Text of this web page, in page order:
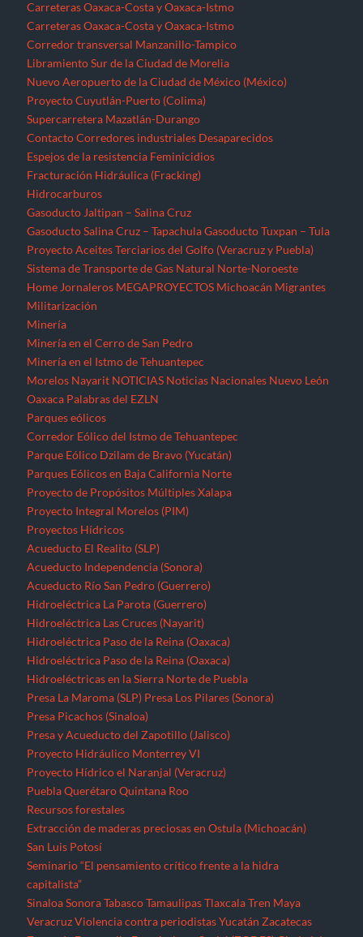
Carreteras Oaxaca-Costa y Oaxaca-Istmo
Carreteras Oaxaca-Costa y Oaxaca-Istmo
Corredor transversal Manzanillo-Tampico
Libramiento Sur de la Ciudad de Morelia
Nuevo Aeropuerto de la Ciudad de México (México)
Proyecto Cuyutlán-Puerto (Colima)
Supercarretera Mazatlán-Durango
Contacto Corredores industriales Desaparecidos
Espejos de la resistencia Feminicidios
Fracturación Hidráulica (Fracking)
Hidrocarburos
Gasoducto Jaltipan – Salina Cruz
Gasoducto Salina Cruz – Tapachula Gasoducto Tuxpan – Tula
Proyecto Aceites Terciarios del Golfo (Veracruz y Puebla)
Sistema de Transporte de Gas Natural Norte-Noroeste
Home Jornaleros MEGAPROYECTOS Michoacán Migrantes
Militarización
Minería
Minería en el Cerro de San Pedro
Minería en el Istmo de Tehuantepec
Morelos Nayarit NOTICIAS Noticias Nacionales Nuevo León
Oaxaca Palabras del EZLN
Parques eólicos
Corredor Eólico del Istmo de Tehuantepec
Parque Eólico Dzilam de Bravo (Yucatán)
Parques Eólicos en Baja California Norte
Proyecto de Propósitos Múltiples Xalapa
Proyecto Integral Morelos (PIM)
Proyectos Hídricos
Acueducto El Realito (SLP)
Acueducto Independencia (Sonora)
Acueducto Río San Pedro (Guerrero)
Hidroeléctrica La Parota (Guerrero)
Hidroeléctrica Las Cruces (Nayarit)
Hidroeléctrica Paso de la Reina (Oaxaca)
Hidroeléctrica Paso de la Reina (Oaxaca)
Hidroeléctricas en la Sierra Norte de Puebla
Presa La Maroma (SLP) Presa Los Pilares (Sonora)
Presa Picachos (Sinaloa)
Presa y Acueducto del Zapotillo (Jalisco)
Proyecto Hidráulico Monterrey VI
Proyecto Hídrico el Naranjal (Veracruz)
Puebla Querétaro Quintana Roo
Recursos forestales
Extracción de maderas preciosas en Ostula (Michoacán)
San Luis Potosí
Seminario “El pensamiento crítico frente a la hidra
capitalista”
Sinaloa Sonora Tabasco Tamaulipas Tlaxcala Tren Maya
Veracruz Violencia contra periodistas Yucatán Zacatecas